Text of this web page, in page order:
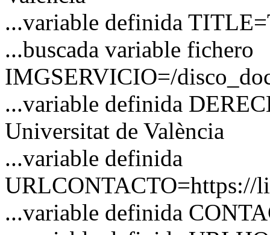
...variable definida
...buscada variable fichero
IMGSERVICIO=/
...variable definida
Universitat de València
...variable definida
URLCONTACTO=https://
...variable definida